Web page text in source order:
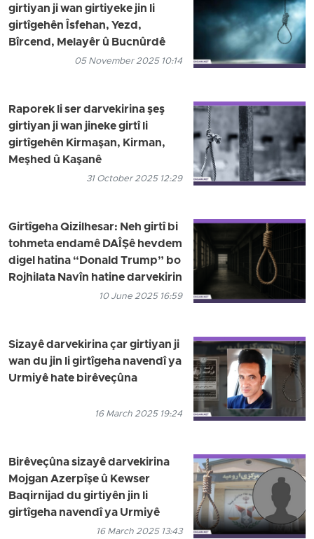
girtiyan ji wan girtiyeke jin li
girtîgehên Îsfehan, Yezd,
Bîrcend, Melayêr û Bucnûrdê
05 November 2025 10:14
Raporek li ser darvekirina şeş
girtiyan ji wan jineke girtî li
girtîgehên Kirmaşan, Kirman,
Meşhed û Kaşanê
31 October 2025 12:29
Girtîgeha Qizilhesar: Neh girtî bi
tohmeta endamê DAÎŞê hevdem
digel hatina “Donald Trump” bo
Rojhilata Navîn hatine darvekirin
10 June 2025 16:59
Sizayê darvekirina çar girtiyan ji
wan du jin li girtîgeha navendî ya
Urmiyê hate birêveçûna
16 March 2025 19:24
Birêveçûna sizayê darvekirina
Mojgan Azerpîşe û Kewser
Baqirnijad du girtiyên jin li
girtîgeha navendî ya Urmiyê
16 March 2025 13:43